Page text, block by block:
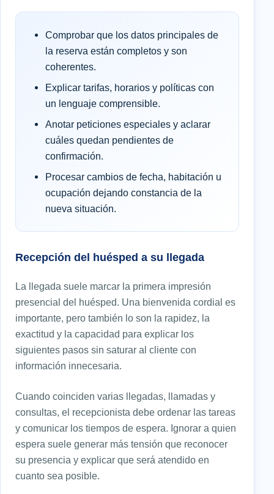
Comprobar que los datos principales de
la reserva están completos y son
coherentes.
Explicar tarifas, horarios y políticas con
un lenguaje comprensible.
Anotar peticiones especiales y aclarar
cuáles quedan pendientes de
confirmación.
Procesar cambios de fecha, habitación u
ocupación dejando constancia de la
nueva situación.
Recepción del huésped a su llegada
La llegada suele marcar la primera impresión
presencial del huésped. Una bienvenida cordial es
importante, pero también lo son la rapidez, la
exactitud y la capacidad para explicar los
siguientes pasos sin saturar al cliente con
información innecesaria.
Cuando coinciden varias llegadas, llamadas y
consultas, el recepcionista debe ordenar las tareas
y comunicar los tiempos de espera. Ignorar a quien
espera suele generar más tensión que reconocer
su presencia y explicar que será atendido en
cuanto sea posible.